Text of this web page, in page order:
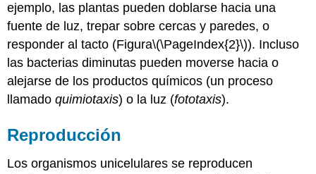
ejemplo, las plantas pueden doblarse hacia una
fuente de luz, trepar sobre cercas y paredes, o
responder al tacto (Figura\(\PageIndex{2}\)). Incluso
las bacterias diminutas pueden moverse hacia o
alejarse de los productos químicos (un proceso
llamadoquimiotaxis) o la luz (fototaxis).
Reproducción
Los organismos unicelulares se reproducen